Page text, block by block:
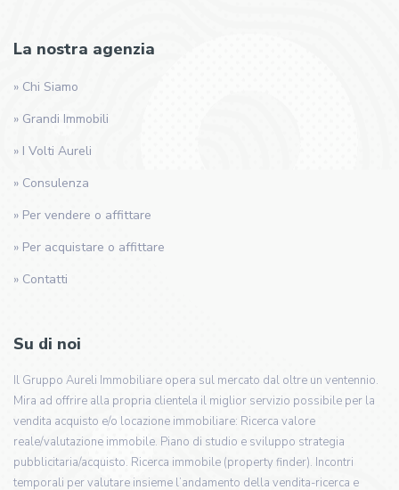
La nostra agenzia
» Chi Siamo
» Grandi Immobili
» I Volti Aureli
» Consulenza
» Per vendere o affittare
» Per acquistare o affittare
» Contatti
Su di noi
Il Gruppo Aureli Immobiliare opera sul mercato dal oltre un ventennio.
Mira ad offrire alla propria clientela il miglior servizio possibile per la
vendita acquisto e/o locazione immobiliare: Ricerca valore
reale/valutazione immobile. Piano di studio e sviluppo strategia
pubblicitaria/acquisto. Ricerca immobile (property finder). Incontri
temporali per valutare insieme l’andamento della vendita-ricerca e